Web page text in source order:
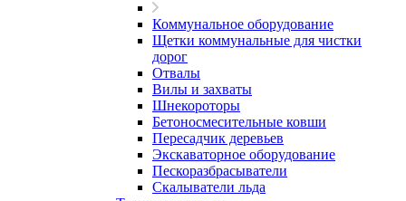
Коммунальное оборудование
Щетки коммунальные для чистки
дорог
Отвалы
Вилы и захваты
Шнекороторы
Бетоносмесительные ковши
Пересадчик деревьев
Экскаваторное оборудование
Пескоразбрасыватели
Скалыватели льда